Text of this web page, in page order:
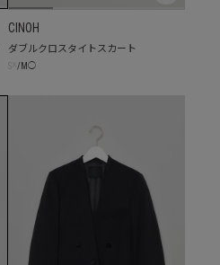
CINOH
ダブルクロスタイトスカート
/ M ◯